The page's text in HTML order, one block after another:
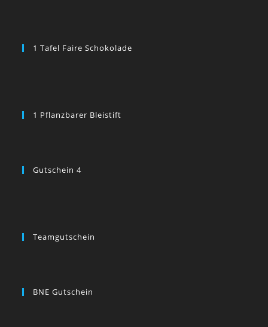
1 Tafel Faire Schokolade
1 Pflanzbarer Bleistift
Gutschein 4
Teamgutschein
BNE Gutschein